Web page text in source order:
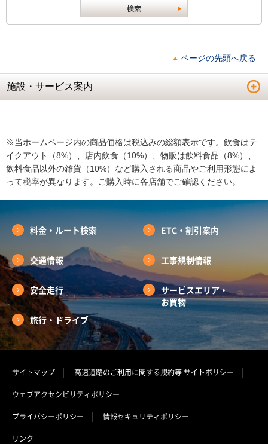
ページの先頭へ戻る
施設・サービス案内
※当ホームページ内の商品価格は税込みの総額表示です。飲食はテ
イクアウト（8%）、店内飲食（10%）、物販は飲料食品（8%）、
飲料食品以外の雑貨（10%）など購入される商品やご利用形態によ
って税率が異なります。ご購入時に各店舗でご確認ください。
料金・ルート検索 ETC・割引案内
交通情報 工事規制情報
安全走行
サービスエリア・
お買物
旅行・ドライブ
サイトマップ 高速道路のご利用に関する規約等サイトポリシー
ウェブアクセシビリティポリシー
プライバシーポリシー 情報セキュリティポリシー
リンク